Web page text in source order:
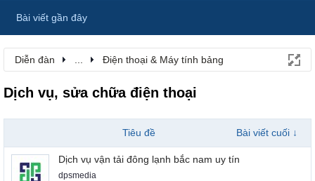
Diễn đàn Điện thoại & Máy tính bảng
Dịch vụ, sửa chữa điện thoại
Tiêu đề Bài viết cuối ↓
Dịch vụ vận tải đông lạnh bắc nam uy tín
dpsmedia
Bài viết gần đây